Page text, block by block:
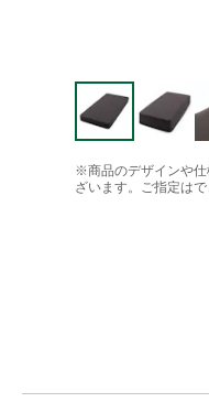
※商品のデザインや仕
ざいます。ご指定は